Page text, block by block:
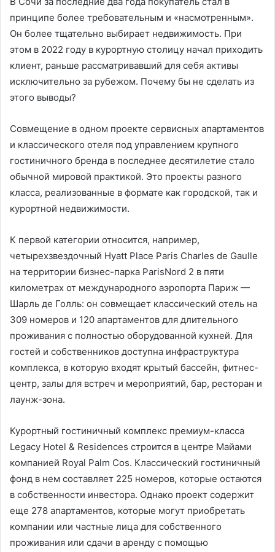
принципе более требовательным и «насмотренным».
Он более тщательно выбирает недвижимость. При
этом в 2022 году в курортную столицу начал приходить
клиент, раньше рассматривавший для себя активы
исключительно за рубежом. Почему бы не сделать из
этого выводы?
Совмещение в одном проекте сервисных апартаментов
и классического отеля под управлением крупного
гостиничного бренда в последнее десятилетие стало
обычной мировой практикой. Это проекты разного
класса, реализованные в формате как городской, так и
курортной недвижимости.
К первой категории относится, например,
четырехзвездочный Hyatt Place Paris Charles de Gaulle
на территории бизнес-парка ParisNord 2 в пяти
километрах от международного аэропорта Париж —
Шарль де Голль: он совмещает классический отель на
309 номеров и 120 апартаментов для длительного
проживания с полностью оборудованной кухней. Для
гостей и собственников доступна инфраструктура
комплекса, в которую входят крытый бассейн, фитнес-
центр, залы для встреч и мероприятий, бар, ресторан и
лаунж-зона.
Курортный гостиничный комплекс премиум-класса
Legacy Hotel & Residences строится в центре Майами
компанией Royal Palm Cos. Классический гостиничный
фонд в нем составляет 225 номеров, которые остаются
в собственности инвестора. Однако проект содержит
еще 278 апартаментов, которые могут приобретать
компании или частные лица для собственного
проживания или сдачи в аренду с помощью